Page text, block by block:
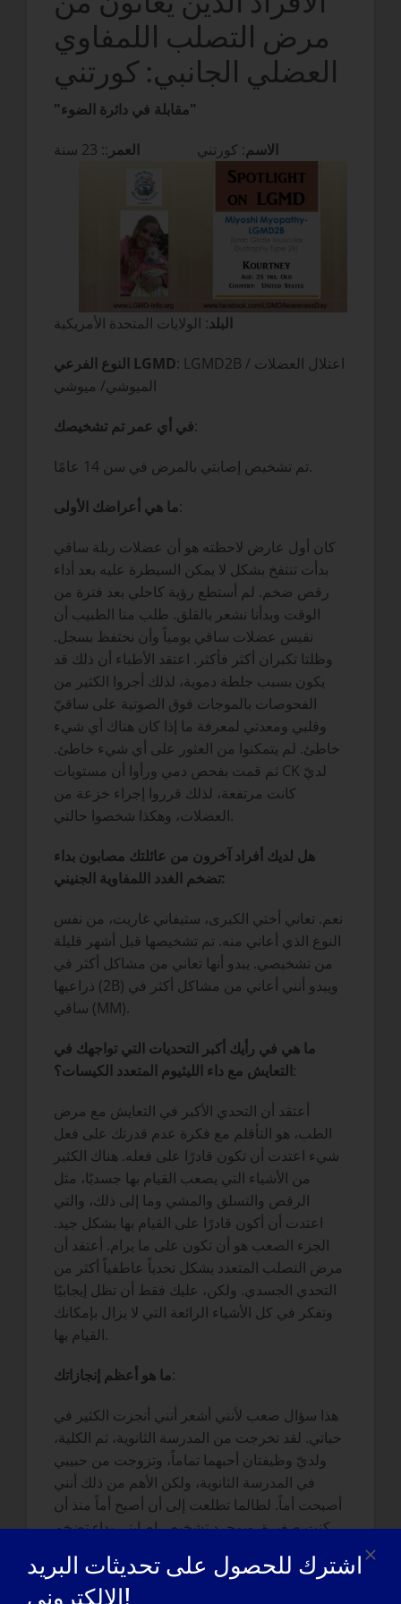
مرض التصلب اللمفاوي
العضلي الجانبي: كورتني
"مقابلة في دائرة الضوء"
الاسم: كورتني العمر :: 23 سنة
البلد: الولايات المتحدة الأمريكية
النوع الفرعي LGMD: LGMD2B / اعتلال العضلات
الميوشي/ ميوشي
في أي عمر تم تشخيصك:
تم تشخيص إصابتي بالمرض في سن 14 عامًا.
ما هي أعراضك الأولى:
كان أول عارض لاحظته هو أن عضلات ربلة ساقي
بدأت تنتفخ بشكل لا يمكن السيطرة عليه بعد أداء
رقص ضخم. لم أستطع رؤية كاحلي بعد فترة من
الوقت وبدأنا نشعر بالقلق. طلب منا الطبيب أن
نقيس عضلات ساقي يومياً وأن نحتفظ بسجل.
وظلتا تكبران أكثر فأكثر. اعتقد الأطباء أن ذلك قد
يكون بسبب جلطة دموية، لذلك أجروا الكثير من
الفحوصات بالموجات فوق الصوتية على ساقيّ
وقلبي ومعدتي لمعرفة ما إذا كان هناك أي شيء
خاطئ. لم يتمكنوا من العثور على أي شيء خاطئ.
ثم قمت بفحص دمي ورأوا أن مستويات CK لديّ
كانت مرتفعة، لذلك قرروا إجراء خزعة من
العضلات، وهكذا شخصوا حالتي.
هل لديك أفراد آخرون من عائلتك مصابون بداء
تضخم الغدد اللمفاوية الجنيني:
نعم. تعاني أختي الكبرى، ستيفاني غاريت، من نفس
النوع الذي أعاني منه. تم تشخيصها قبل أشهر قليلة
من تشخيصي. يبدو أنها تعاني من مشاكل أكثر في
ذراعيها (2B) ويبدو أنني أعاني من مشاكل أكثر في
ساقي (MM).
ما هي في رأيك أكبر التحديات التي تواجهك في
التعايش مع داء الليثيوم المتعدد الكيسات؟:
أعتقد أن التحدي الأكبر في التعايش مع مرض
الطب، هو التأقلم مع فكرة عدم قدرتك على فعل
شيء اعتدت أن تكون قادرًا على فعله. هناك الكثير
من الأشياء التي يصعب القيام بها جسديًا، مثل
الرقص والتسلق والمشي وما إلى ذلك، والتي
اعتدت أن أكون قادرًا على القيام بها بشكل جيد.
الجزء الصعب هو أن تكون على ما يرام. أعتقد أن
مرض التصلب المتعدد يشكل تحدياً عاطفياً أكثر من
التحدي الجسدي. ولكن، عليك فقط أن تظل إيجابيًا
وتفكر في كل الأشياء الرائعة التي لا يزال بإمكانك
القيام بها.
ما هو أعظم إنجازاتك:
هذا سؤال صعب لأنني أشعر أنني أنجزت الكثير في
حياتي. لقد تخرجت من المدرسة الثانوية، ثم الكلية،
ولديّ وظيفتان أحبهما تماماً، وتزوجت من حبيبي
في المدرسة الثانوية، ولكن الأهم من ذلك أنني
أصبحت أماً. لطالما تطلعت إلى أن أصبح أماً منذ أن
كنت صغيرة. وبمجرد تشخيص إصابتي بداء تضخم
ذلك ممكناً أم لا. ومع تقدمي في السن وبدء جسدي
في الضعف، شككت في الأمر. كانت لدي الكثير من
اشترك للحصول على تحديثات البريد
الإلكتروني!